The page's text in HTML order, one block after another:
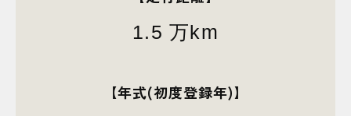
1.5 万km
【年式(初度登録年)】